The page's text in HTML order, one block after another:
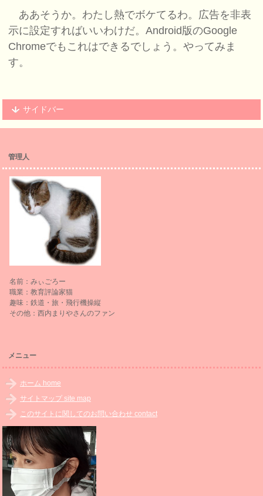
ああそうか。わたし熱でボケてるわ。広告を非表
示に設定すればいいわけだ。Android版のGoogle
Chromeでもこれはできるでしょう。やってみま
す。
サイドバー
管理人
名前：みぃごろー
職業：教育評論家猫
趣味：鉄道・旅・飛行機操縦
その他：西内まりやさんのファン
メニュー
ホーム home
サイトマップ site map
このサイトに関してのお問い合わせ contact